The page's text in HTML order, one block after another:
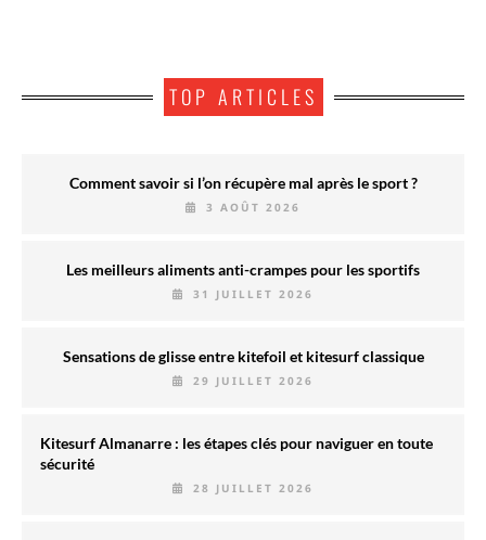
TOP ARTICLES
Comment savoir si l’on récupère mal après le sport ?
3 AOÛT 2026
Les meilleurs aliments anti-crampes pour les sportifs
31 JUILLET 2026
Sensations de glisse entre kitefoil et kitesurf classique
29 JUILLET 2026
Kitesurf Almanarre : les étapes clés pour naviguer en toute
sécurité
28 JUILLET 2026